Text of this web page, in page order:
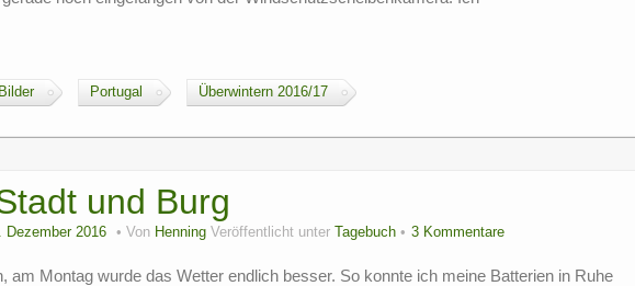
Bilder Portugal Überwintern 2016/17
und Burg
Dezember 2016 Von Henning Veröffentlicht unter Tagebuch 3 Kommentare
am Montag wurde das Wetter endlich besser. So konnte ich meine Batterien in Ruhe